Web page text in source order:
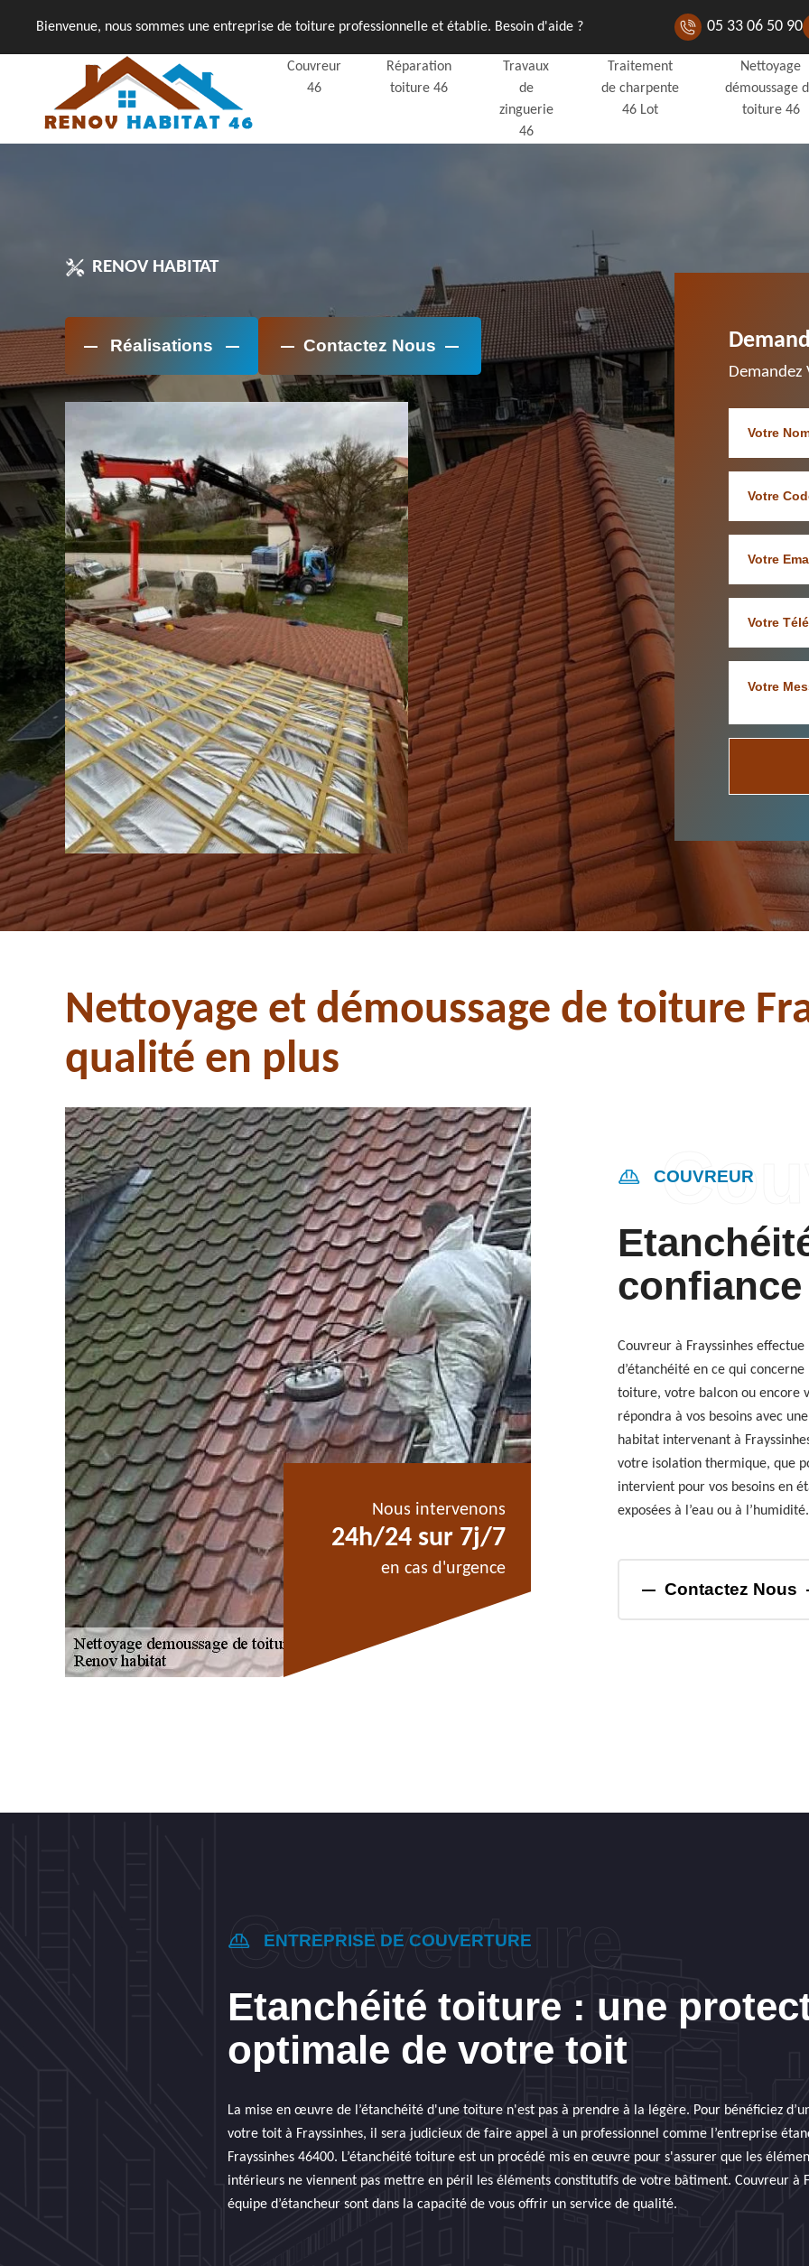
Bienvenue, nous sommes une entreprise de toiture professionnelle et établie. Besoin d'aide ? 05 33 06 50 90
Couvreur
46
Réparation
toiture 46
Travaux
de
zinguerie
46
Traitement
de charpente
46 Lot
Nettoyage
démoussage
toiture 46
RENOV HABITAT
Réalisations Contactez Nous
Demandez
Nettoyage et démoussage de toiture
qualité en plus
Nous intervenons
24h/24 sur 7j/7
en cas d'urgence
COUVREUR
Couvreur à Frayssinhes
d’étanchéité en ce qui
toiture, votre balcon ou encore
répondra à vos besoins avec
habitat intervenant à
votre isolation thermique, que
intervient pour vos besoins en
exposées à l’eau ou à l’humidité.
Contactez Nous
ENTREPRISE DE COUVERTURE
Etanchéité toiture : une
optimale de votre toit
La mise en œuvre de l’étanchéité d'une toiture n'est pas à prendre à la légère. Pour bénéficiez
votre toit à Frayssinhes, il sera judicieux de faire appel à un professionnel comme l’entreprise
Frayssinhes 46400. L’étanchéité toiture est un procédé mis en œuvre pour s'assurer que les
intérieurs ne viennent pas mettre en péril les éléments constitutifs de votre bâtiment. Couvreur à
équipe d’étancheur sont dans la capacité de vous offrir un service de qualité.